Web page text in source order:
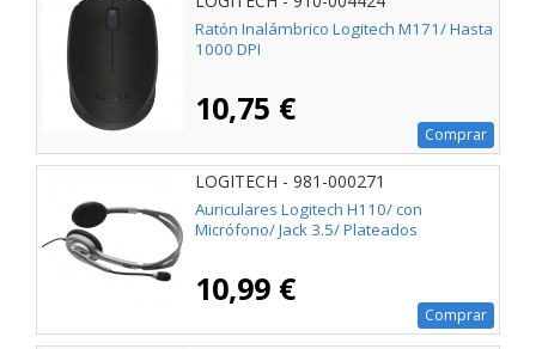
Ratón Inalámbrico Logitech M171/ Hasta
1000 DPI
10,75 €
Comprar
LOGITECH - 981-000271
Auriculares Logitech H110/ con
Micrófono/ Jack 3.5/ Plateados
10,99 €
Comprar